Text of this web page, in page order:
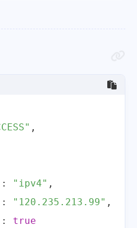
,
: "ipv4" ,
: "120.235.213.99" ,
: true